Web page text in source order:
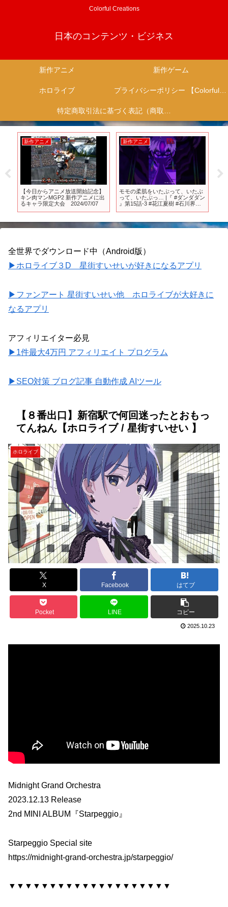
Colorful Creations
日本のコンテンツ・ビジネス
新作アニメ 新作ゲーム
ホロライブ プライバシーポリシー 【Colorful Creation】
特定商取引法に基づく表記（商取引に関する開示）
新作アニメ
【今日からアニメ放送開始記念】
キン肉マンMGP2 新作アニメに出
るキャラ限定大会 2024/07/07
新作アニメ
モモの柔肌をいたぶって、いたぶ
って、いたぶっ… |『 #ダンダダン
』第15話-3 #花江夏樹 #石川界人
上
こ
全世界でダウンロード中（Android版）
▶ホロライブ３D 星街すいせいが好きになるアプリ
▶ファンアート 星街すいせい他 ホロライブが大好きに
なるアプリ
アフィリエイター必見
▶1件最大4万円 アフィリエイト プログラム
▶SEO対策 ブログ記事 自動作成 AIツール
【８番出口】新宿駅で何回迷ったとおもっ
てんねん【ホロライブ / 星街すいせい 】
ホロライブ
X Facebook はてブ
Pocket LINE コピー
2025.10.23
Midnight Grand Orchestra
2023.12.13 Release
2nd MINI ALBUM『Starpeggio』
Starpeggio Special site
https://midnight-grand-orchestra.jp/starpeggio/
▼▼▼▼▼▼▼▼▼▼▼▼▼▼▼▼▼▼▼▼